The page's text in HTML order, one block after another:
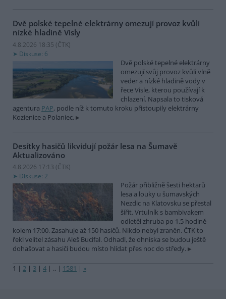
Dvě polské tepelné elektrárny omezují provoz kvůli
nízké hladině Visly
4.8.2026 18:35 (ČTK)
Diskuse: 6
Dvě polské tepelné elektrárny
omezují svůj provoz kvůli vlně
veder a nízké hladině vody v
řece Visle, kterou používají k
chlazení. Napsala to tisková
agentura PAP, podle níž k tomuto kroku přistoupily elektrárny
Kozienice a Polaniec.
Desítky hasičů likvidují požár lesa na Šumavě
Aktualizováno
4.8.2026 17:13 (ČTK)
Diskuse: 2
Požár přibližně šesti hektarů
lesa a louky u šumavských
Nezdic na Klatovsku se přestal
šířit. Vrtulník s bambivakem
odletěl zhruba po 1,5 hodině
kolem 17:00. Zasahuje až 150 hasičů. Nikdo nebyl zraněn. ČTK to
řekl velitel zásahu Aleš Bucifal. Odhadl, že ohniska se budou ještě
dohašovat a hasiči budou místo hlídat přes noc do středy.
1 | 2 | 3 | 4 | .. | 1581 | »